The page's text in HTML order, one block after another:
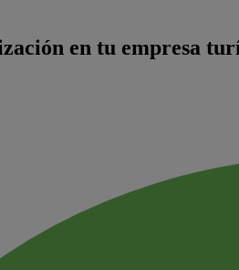
en tu empresa